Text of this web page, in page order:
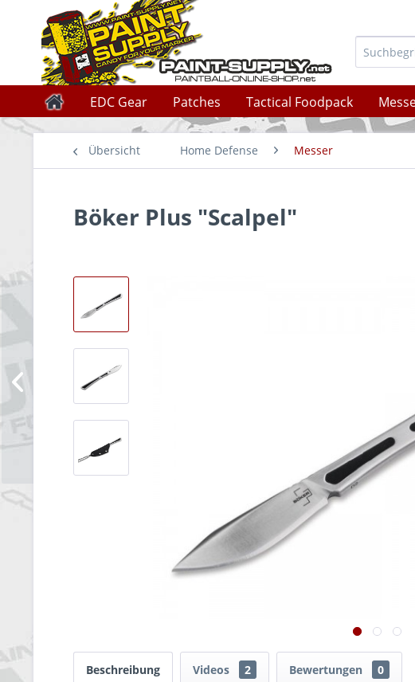
EDC Gear Patches Tactical Foodpack
Übersicht Home Defense Messer
Böker Plus "Scalpel"
Beschreibung Videos 2 Bewertungen 0